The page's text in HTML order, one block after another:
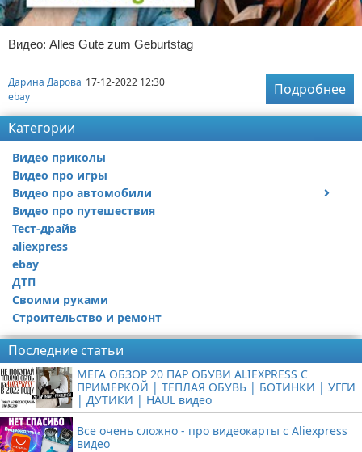
Видео: Alles Gute zum Geburtstag
Дарина Дарова 17-12-2022 12:30
ebay
Подробнее
Категории
Видео приколы
Видео про игры
Видео про автомобили
Ремонт автомобиля
Видео про путешествия
Тест-драйв
aliexpress
ebay
ДТП
Своими руками
Строительство и ремонт
Последние статьи
МЕГА ОБЗОР 20 ПАР ОБУВИ ALIEXPRESS С
ПРИМЕРКОЙ | ТЕПЛАЯ ОБУВЬ | БОТИНКИ | УГГИ
| ДУТИКИ | HAUL видео
Все очень сложно - про видеокарты с Aliexpress
видео